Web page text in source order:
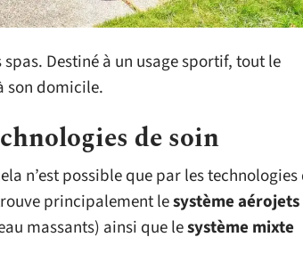
Destiné à un usage sportif, tout le
son domicile.
de soin
n’est possible que par les technologies
principalement lesystème aérojets
massants) ainsi que lesystème mixte